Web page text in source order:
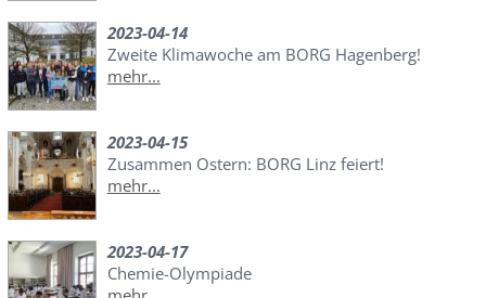
2023-04-14
Zweite Klimawoche am BORG Hagenberg!
mehr...
2023-04-15
Zusammen Ostern: BORG Linz feiert!
mehr...
2023-04-17
Chemie-Olympiade